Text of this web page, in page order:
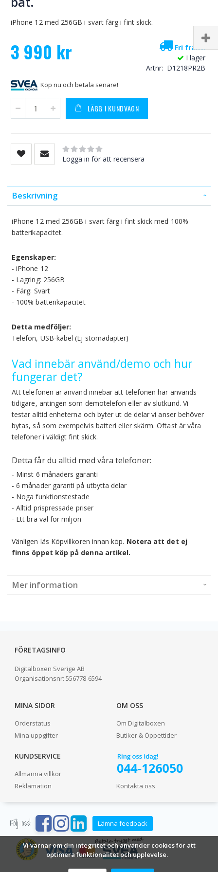
Vi värnar om din integritet och använder cookies för att
optimera funktionalitet och upplevelse.
iPhone 12 med 256GB i svart färg i fint skick.
3 990 kr
Fri frakt!
I lager
Artnr
D1218PR2B
Köp nu och betala senare!
LÄGG I KUNDVAGN
Rating:
0% of100
Logga in för att recensera
Beskrivning
iPhone 12 med 256GB i svart färg i fint skick med 100%
batterikapacitet.
Egenskaper:
- iPhone 12
- Lagring: 256GB
- Färg: Svart
- 100% batterikapacitet
Detta medföljer:
Telefon, USB-kabel (Ej stömadapter)
Vad innebär använd/demo och hur
fungerar det?
Att telefonen är använd innebär att telefonen har används
tidigare, antingen som demotelefon eller av slutkund. Vi
testar alltid enheterna och byter ut de delar vi anser behöver
bytas, så som exempelvis batteri eller skärm. Oftast är våra
telefoner i väldigt fint skick.
Detta får du alltid med våra telefoner:
- Minst 6 månaders garanti
- 6 månader garanti på utbytta delar
- Noga funktionstestade
- Alltid prispressade priser
- Ett bra val för miljön
Vänligen läs Köpvillkoren innan köp. Notera att det ej
finns öppet köp på denna artikel.
Mer information
FÖRETAGSINFO
Digitalboxen Sverige AB
Organisationsnr: 556778-6594
MINA SIDOR
Orderstatus
Mina uppgifter
OM OSS
Om Digitalboxen
Butiker & Öppettider
KUNDSERVICE
Allmänna villkor
Reklamation
Kontakta oss
Följ oss! Lämna feedback